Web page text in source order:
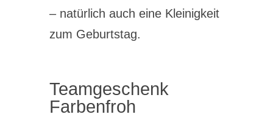
– natürlich auch eine Kleinigkeit
zum Geburtstag.
Teamgeschenk
Farbenfroh